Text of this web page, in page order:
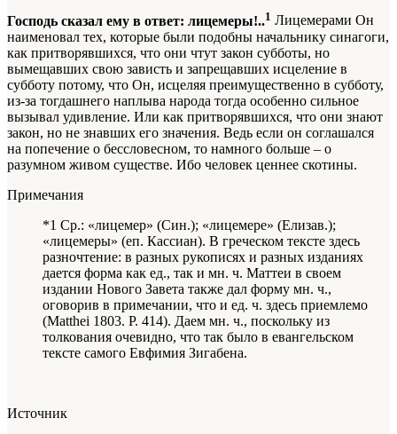
Господь сказал ему в ответ: лицемеры!..1 Лицемерами Он
наименовал тех, которые были подобны начальнику синагоги,
как притворявшихся, что они чтут закон субботы, но
вымещавших свою зависть и запрещавших исцеление в
субботу потому, что Он, исцеляя преимущественно в субботу,
из-за тогдашнего наплыва народа тогда особенно сильное
вызывал удивление. Или как притворявшихся, что они знают
закон, но не знавших его значения. Ведь если он соглашался
на попечение о бессловесном, то намного больше – о
разумном живом существе. Ибо человек ценнее скотины.
Примечания
*1 Ср.: «лицемер» (Син.); «лицемере» (Елизав.);
«лицемеры» (еп. Кассиан). В греческом тексте здесь
разночтение: в разных рукописях и разных изданиях
дается форма как ед., так и мн. ч. Маттеи в своем
издании Нового Завета также дал форму мн. ч.,
оговорив в примечании, что и ед. ч. здесь приемлемо
(Matthei 1803. P. 414). Даем мн. ч., поскольку из
толкования очевидно, что так было в евангельском
тексте самого Евфимия Зигабена.
Источник